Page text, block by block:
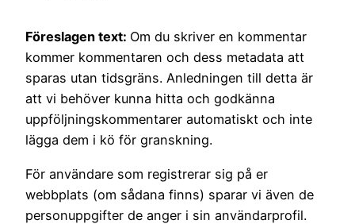
Föreslagen text: Om du skriver en kommentar
kommer kommentaren och dess metadata att
sparas utan tidsgräns. Anledningen till detta är
att vi behöver kunna hitta och godkänna
uppföljningskommentarer automatiskt och inte
lägga dem i kö för granskning.
För användare som registrerar sig på er
webbplats (om sådana finns) sparar vi även de
personuppgifter de anger i sin användarprofil.